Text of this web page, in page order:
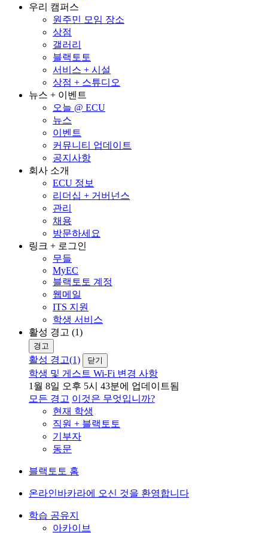
우리 캠퍼스
원주민 모임 장소
상점
갤러리
블랙토토
서비스 + 시설
상점 + 스튜디오
뉴스 + 이벤트
오늘 @ ECU
뉴스
이벤트
커뮤니티 업데이트
공지사항
회사 소개
ECU 정보
리더십 + 거버넌스
관리
채용
방문하세요
링크 + 로그인
무들
MyEC
블랙토토 계정
웹메일
ITS 지원
학생 서비스
활성 경고 (1)
경고
활성 경고(1) 닫기
학생 및 게스트 Wi-Fi 변경 사항
1월 8일 오후 5시 43분에 업데이트됨
모든 경고 이것은 무엇입니까?
현재 학생
직원 + 블랙토토
기부자
동문
블랙토토 홈
온라인바카라에 오신 것을 환영합니다
학습 공유지
아카이브